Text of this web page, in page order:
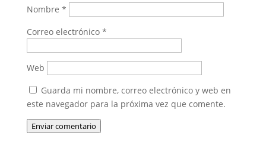
Nombre *
Correo electrónico *
Web
Guarda mi nombre, correo electrónico y web en
este navegador para la próxima vez que comente.
Enviar comentario